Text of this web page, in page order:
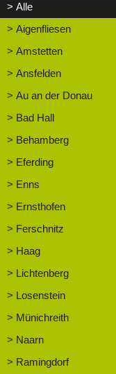
> Alle
> Aigenfliesen
> Amstetten
> Ansfelden
> Au an der Donau
> Bad Hall
> Behamberg
> Eferding
> Enns
> Ernsthofen
> Ferschnitz
> Haag
> Lichtenberg
> Losenstein
> Münichreith
> Naarn
> Ramingdorf